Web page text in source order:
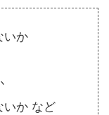
いか
いか など